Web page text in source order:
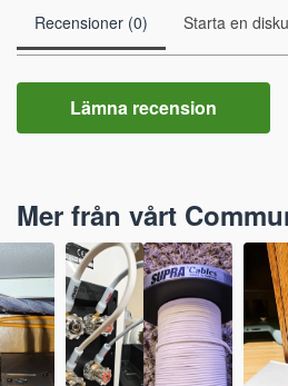
Recensioner (0)
Starta en
Lämna recension
Mer från vårt